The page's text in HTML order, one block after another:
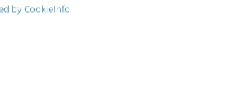
by CookieInfo